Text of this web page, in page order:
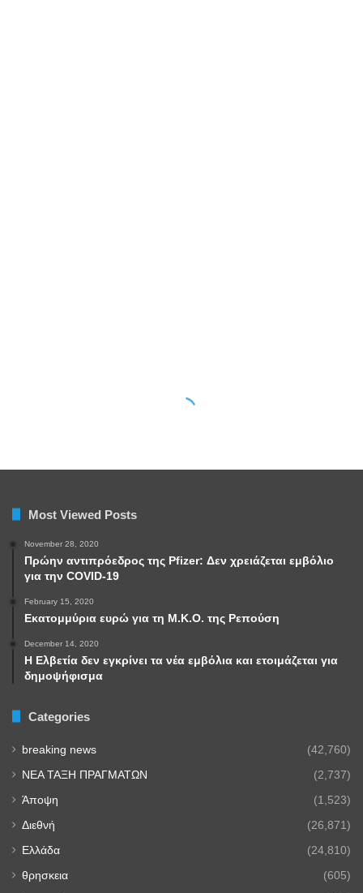
Most Viewed Posts
November 28, 2020
Πρώην αντιπρόεδρος της Pfizer: Δεν χρειάζεται εμβόλιο
για την COVID-19
February 15, 2020
Εκατομμύρια ευρώ για τη Μ.Κ.Ο. της Ρεπούση
December 14, 2020
Η Ελβετία δεν εγκρίνει τα νέα εμβόλια και ετοιμάζεται για
δημοψήφισμα
Categories
breaking news (42,760)
NEA TAΞΗ ΠΡΑΓΜΑΤΩΝ (2,737)
Άποψη (1,523)
Διεθνή (26,871)
Ελλάδα (24,810)
θρησκεια (605)